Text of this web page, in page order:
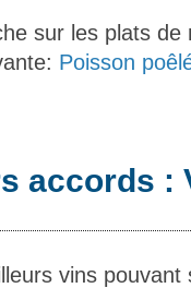
sur les plats
Poisson
accords :
vins